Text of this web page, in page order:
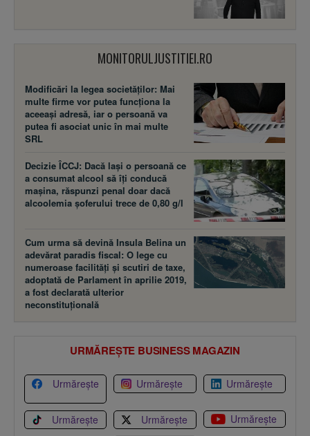
MONITORULJUSTITIEI.RO
Modificări la legea societăţilor: Mai
multe firme vor putea funcţiona la
aceeaşi adresă, iar o persoană va
putea fi asociat unic în mai multe
SRL
Decizie ÎCCJ: Dacă laşi o persoană ce
a consumat alcool să îţi conducă
maşina, răspunzi penal doar dacă
alcoolemia şoferului trece de 0,80 g/l
Cum urma să devină Insula Belina un
adevărat paradis fiscal: O lege cu
numeroase facilităţi şi scutiri de taxe,
adoptată de Parlament în aprilie 2019,
a fost declarată ulterior
neconstituţională
URMĂREȘTE BUSINESS MAGAZIN
Urmărește Urmărește Urmărește
Urmărește Urmărește
Urmărește